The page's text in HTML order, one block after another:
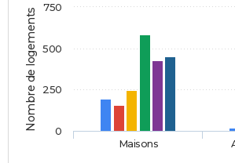
Nombre de logements
Maisons
0
250
500
750